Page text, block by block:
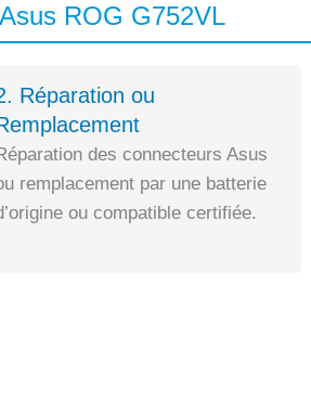
ROG G752VL
Réparation ou
des connecteurs Asus
remplacement par une batterie
ou compatible certifiée.